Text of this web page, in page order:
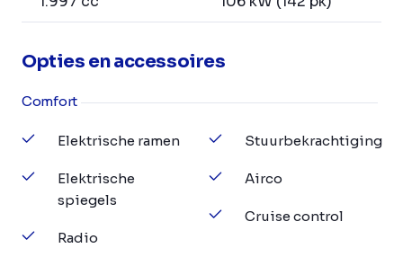
Opties en accessoires
Comfort
Elektrische ramen
Elektrische
spiegels
Radio
Stuurbekrachtiging
Airco
Cruise control